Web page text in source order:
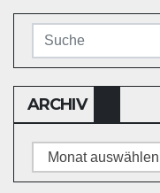
ARCHIV
Archiv